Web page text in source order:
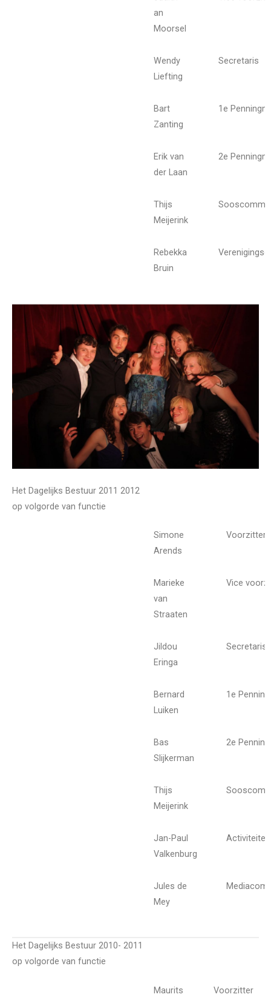
an
Moorsel
Wendy
Liefting
Secretaris
Bart
Zanting
1e
Erik van
der Laan
2e
Thijs
Meijerink
Rebekka
Bruin
Het Dagelijks Bestuur 2011 2012
op volgorde van functie
Simone
Arends
Voorzitter
Marieke
van
Straaten
Vice
Jildou
Eringa
Secretaris
Bernard
Luiken
1e
Bas
Slijkerman
2e
Thijs
Meijerink
Jan-Paul
Valkenburg
Jules de
Mey
Het Dagelijks Bestuur 2010- 2011
op volgorde van functie
Maurits
Voorzitter